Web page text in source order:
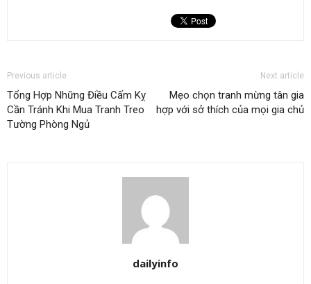
Previous article
Tổng Hợp Những Điều Cấm Kỵ
Cần Tránh Khi Mua Tranh Treo
Tường Phòng Ngủ
Next article
Mẹo chọn tranh mừng tân gia
hợp với sở thích của mọi gia chủ
dailyinfo